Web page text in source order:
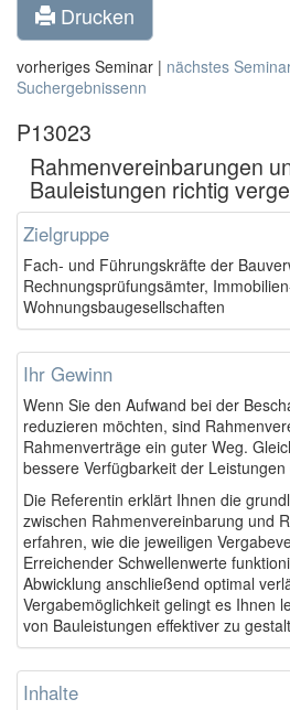
Drucken
vorheriges Seminar | nächstes
Suchergebnissenn
P13023
Rahmenvereinbarungen
Bauleistungen richtig
Zielgruppe
Fach- und Führungskräfte der
Rechnungsprüfungsämter,
Wohnungsbaugesellschaften
Ihr Gewinn
Wenn Sie den Aufwand bei der
reduzieren möchten, sind
Rahmenverträge ein guter Weg.
bessere Verfügbarkeit der
Die Referentin erklärt Ihnen die
zwischen Rahmenvereinbarung und
erfahren, wie die jeweiligen
Erreichender Schwellenwerte
Abwicklung anschließend optimal
Vergabemöglichkeit gelingt es Ihnen
von Bauleistungen effektiver zu
Inhalte